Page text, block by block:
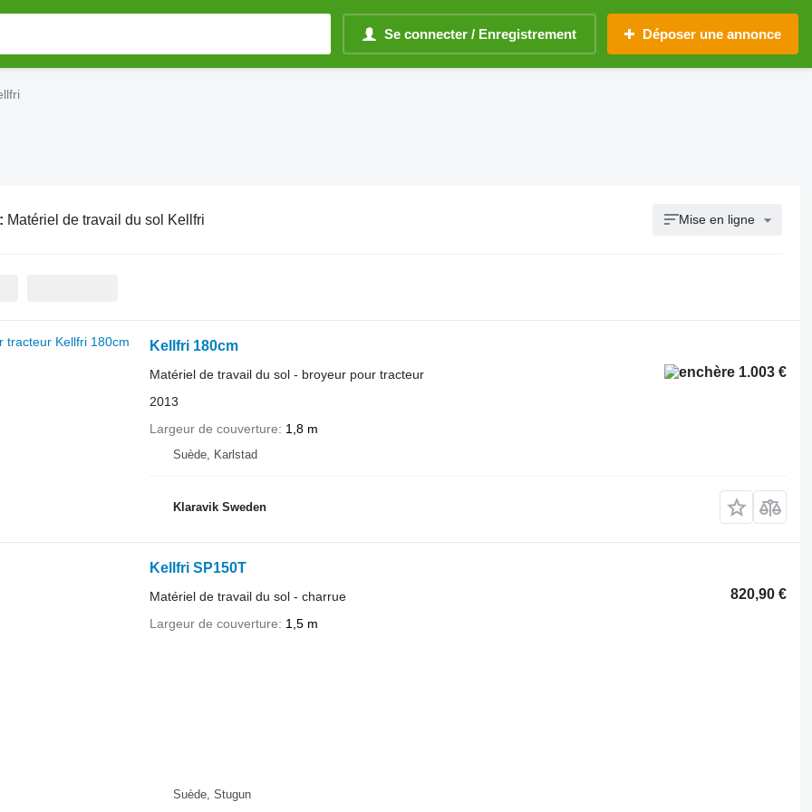
Se connecter / Enregistrement Déposer une annonce
Matériel de travail du sol Kellfri Mise en ligne
Kellfri 180cm
1.003 €
Matériel de travail du sol - broyeur pour tracteur
2013
Largeur de couverture
1,8 m
Suède, Karlstad
Klaravik Sweden
Kellfri SP150T
820,90 €
Matériel de travail du sol - charrue
Largeur de couverture
1,5 m
Suède, Stugun